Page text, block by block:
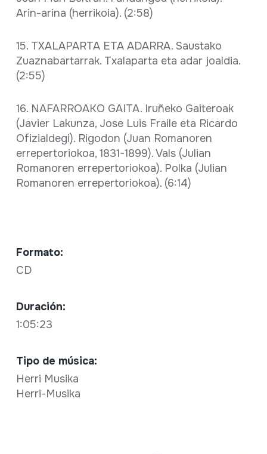
Arin-arina (herrikoia). (2:58)
15. TXALAPARTA ETA ADARRA. Saustako
Zuaznabartarrak. Txalaparta eta adar joaldia.
(2:55)
16. NAFARROAKO GAITA. Iruñeko Gaiteroak
(Javier Lakunza, Jose Luis Fraile eta Ricardo
Ofizialdegi). Rigodon (Juan Romanoren
errepertoriokoa, 1831-1899). Vals (Julian
Romanoren errepertoriokoa). Polka (Julian
Romanoren errepertoriokoa). (6:14)
Formato:
CD
Duración:
1:05:23
Tipo de música:
Herri Musika
Herri-Musika